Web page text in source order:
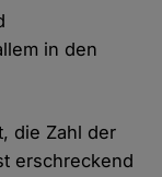
in den
die Zahl der
erschreckend